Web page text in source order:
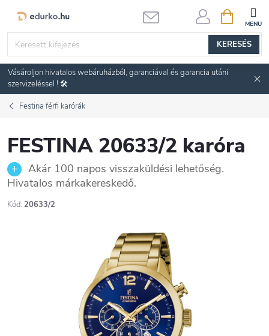
KERESÉS
KOSÁR
Vásároljon hivatalos webáruházból, garanciával és garancia utáni
szervizeléssel ! 🛠️
Festina férfi karórák
FESTINA 20633/2 karóra
Akár 100 napos visszaküldési lehetőség.
Hivatalos márkakereskedő.
Kód: 20633/2